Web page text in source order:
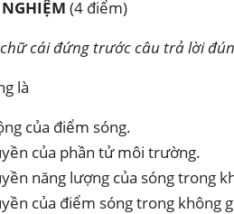
(4 điểm)
cái đứng trướccâu trả lời
là
của điểm sóng.
của phần tử môi trường.
năng lượng của sóng trong
của điểm sóng trong không